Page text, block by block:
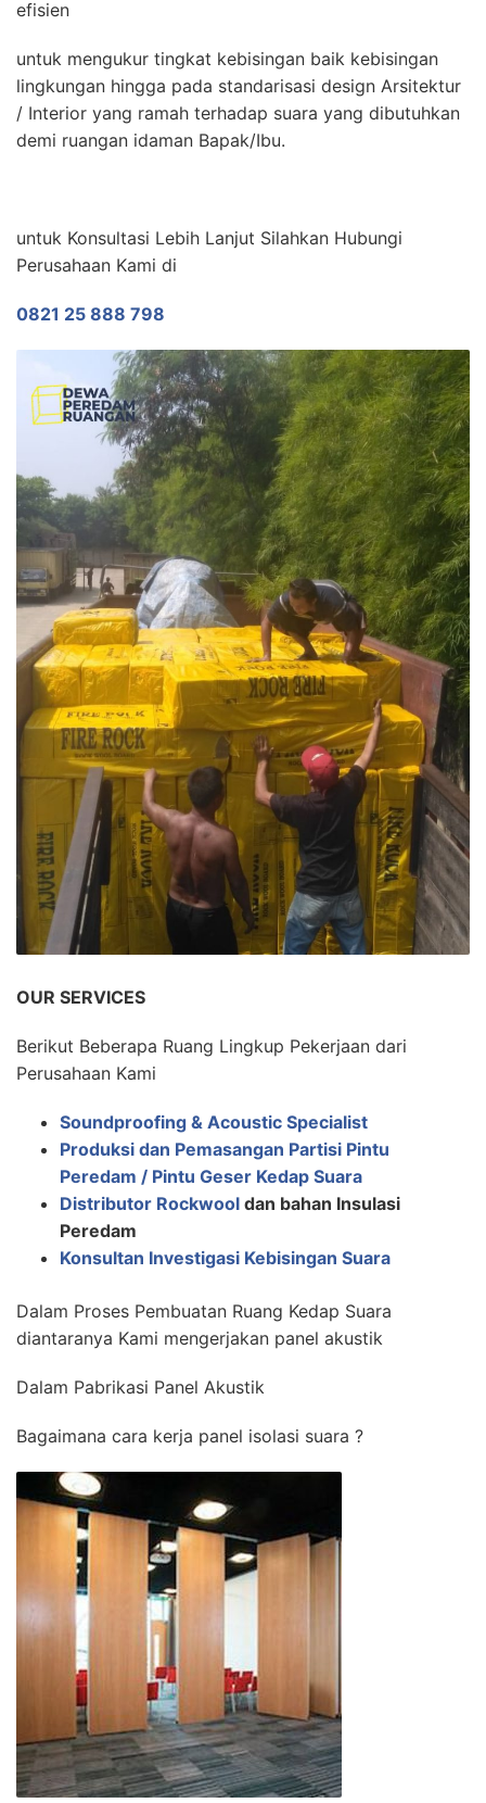
efisien
untuk mengukur tingkat kebisingan baik kebisingan
lingkungan hingga pada standarisasi design Arsitektur
/ Interior yang ramah terhadap suara yang dibutuhkan
demi ruangan idaman Bapak/Ibu.
untuk Konsultasi Lebih Lanjut Silahkan Hubungi
Perusahaan Kami di
0821 25 888 798
OUR SERVICES
Berikut Beberapa Ruang Lingkup Pekerjaan dari
Perusahaan Kami
Soundproofing & Acoustic Specialist
Produksi dan Pemasangan Partisi Pintu
Peredam / Pintu Geser Kedap Suara
Distributor Rockwool dan bahan Insulasi
Peredam
Konsultan Investigasi Kebisingan Suara
Dalam Proses Pembuatan Ruang Kedap Suara
diantaranya Kami mengerjakan panel akustik
Dalam Pabrikasi Panel Akustik
Bagaimana cara kerja panel isolasi suara ?